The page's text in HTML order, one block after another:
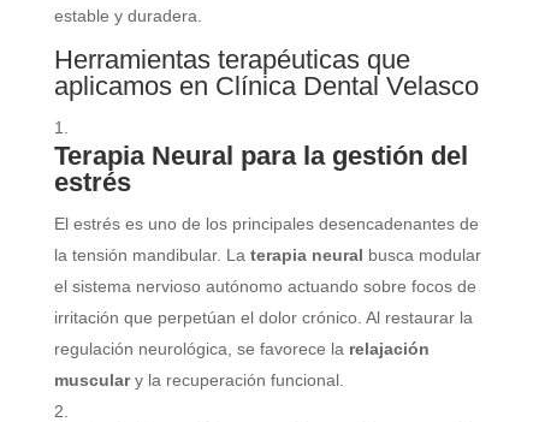
estable y duradera.
Herramientas terapéuticas que
aplicamos en Clínica Dental Velasco
Terapia Neural para la gestión del
estrés
El estrés es uno de los principales desencadenantes de
la tensión mandibular. La terapia neural busca modular
el sistema nervioso autónomo actuando sobre focos de
irritación que perpetúan el dolor crónico. Al restaurar la
regulación neurológica, se favorece la relajación
musculary la recuperación funcional.